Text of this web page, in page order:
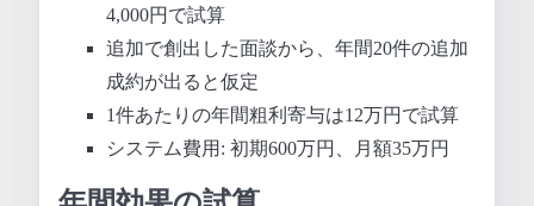
4,000円で試算
追加で創出した面談から、年間20件の追加
成約が出ると仮定
1件あたりの年間粗利寄与は12万円で試算
システム費用: 初期600万円、月額35万円